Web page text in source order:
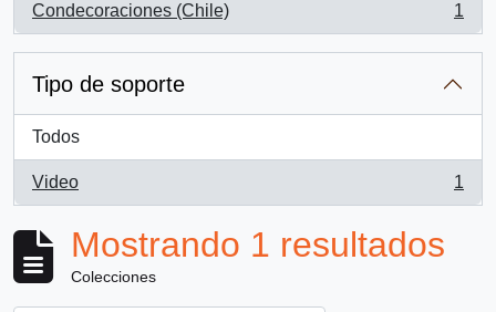
Condecoraciones (Chile)
, 1 resultados
1
Tipo de soporte
Todos
Video
, 1 resultados
1
Mostrando 1 resultados
Colecciones